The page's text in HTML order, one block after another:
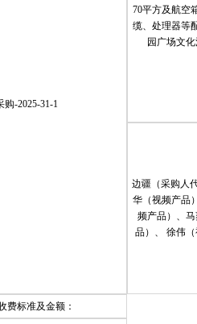
购-2025-31-1
70平方及航空
缆、处理器等
园广场文
边疆（采购人
华（视频产品
频产品）、
品）、 徐伟
费标准及金额：